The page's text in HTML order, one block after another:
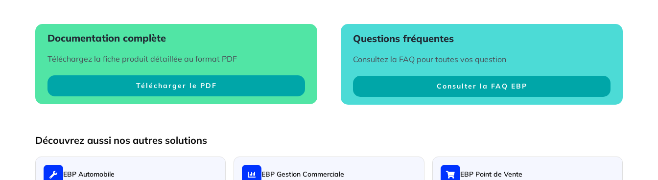
Documentation complète
Téléchargez la fiche produit détaillée au format PDF
Télécharger le PDF
Questions fréquentes
Consultez la FAQ pour toutes vos question
Consulter la FAQ EBP
Découvrez aussi nos autres solutions
EBP Automobile EBP Gestion Commerciale EBP Point de Vente